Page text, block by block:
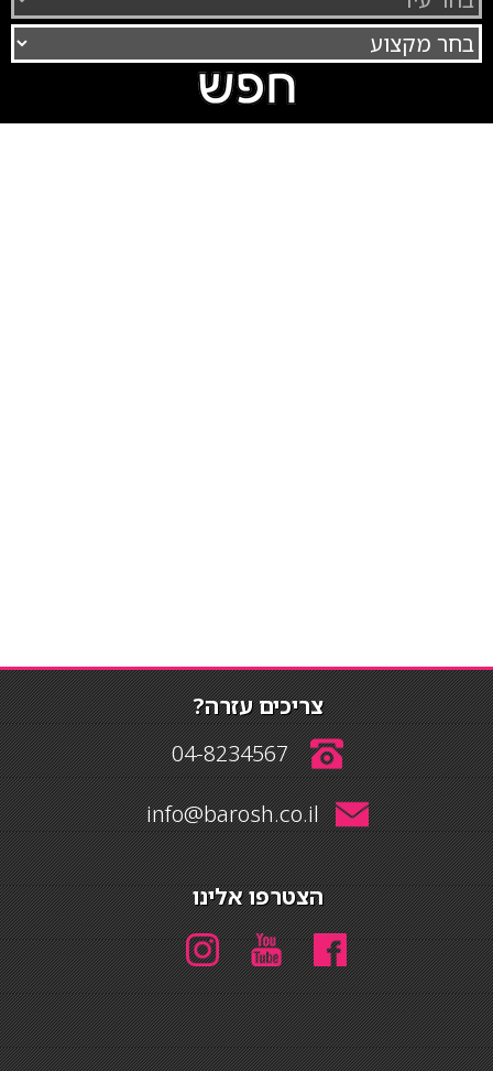
צריכים עזרה?
04-8234567
info@barosh.co.il
הצטרפו אלינו